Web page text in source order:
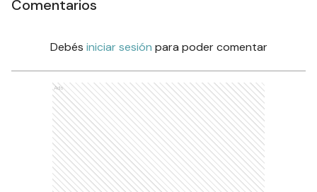
Comentarios
Debés iniciar sesión para poder comentar
Ads